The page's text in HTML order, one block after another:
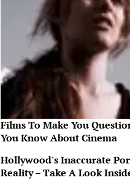
Films To Make You
You Know About Cinema
Hollywood's Inaccurate
Reality – Take A Look